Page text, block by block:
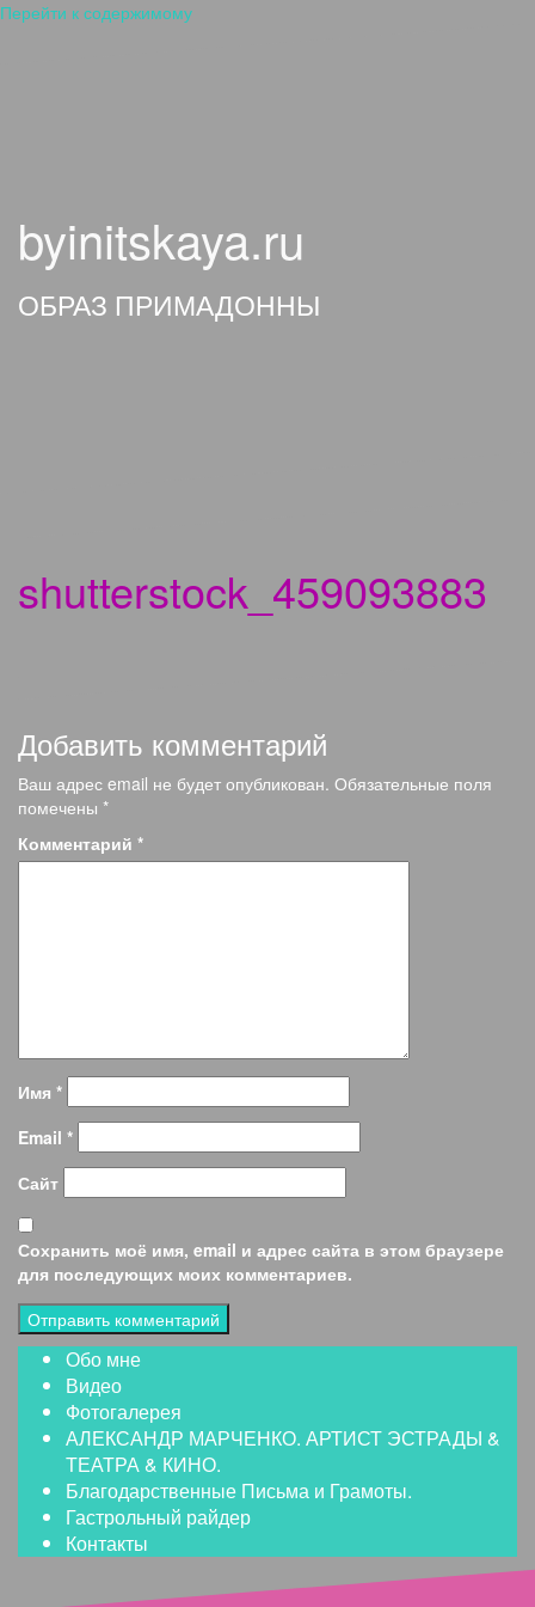
Перейти к содержимому
byinitskaya.ru
ОБРАЗ ПРИМАДОННЫ
shutterstock_459093883
Добавить комментарий
Ваш адрес email не будет опубликован. Обязательные поля
помечены *
Комментарий *
Имя *
Email *
Сайт
Сохранить моё имя, email и адрес сайта в этом браузере
для последующих моих комментариев.
Обо мне
Видео
Фотогалерея
АЛЕКСАНДР МАРЧЕНКО. АРТИСТ ЭСТРАДЫ &
ТЕАТРА & КИНО.
Благодарственные Письма и Грамоты.
Гастрольный райдер
Контакты